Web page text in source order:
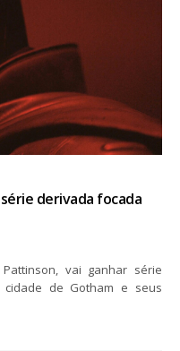
derivada focada
vai ganhar série
de Gotham e seus